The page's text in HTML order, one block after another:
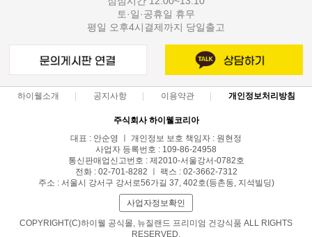
토·일·공휴일 휴무
평일 오후4시결제까지 당일출고
하이웰소개 공지사항 이용약관 개인정보처리방침
주식회사 하이웰코리아
대표 : 안순영 ㅣ 개인정보 보호 책임자 : 원현정
사업자 등록번호 : 109-86-24958
통신판매업신고번호 : 제2010-서울강서-0782호
전화 : 02-701-8282 ㅣ 팩스 : 02-3662-7312
주소 : 서울시 강서구 강서로56가길 37, 402호(등촌동, 지석빌딩)
사업자정보확인
COPYRIGHT(C)하이웰 공식몰, 뉴질랜드 프리미엄 건강식품 ALL RIGHTS
RESERVED.